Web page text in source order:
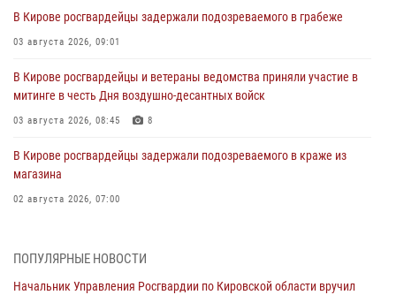
В Кирове росгвардейцы задержали подозреваемого в грабеже
03 августа 2026, 09:01
В Кирове росгвардейцы и ветераны ведомства приняли участие в
митинге в честь Дня воздушно-десантных войск
03 августа 2026, 08:45 8
В Кирове росгвардейцы задержали подозреваемого в краже из
магазина
02 августа 2026, 07:00
Российской Федерации
ПОПУЛЯРНЫЕ НОВОСТИ
Начальник Управления Росгвардии по Кировской области вручил